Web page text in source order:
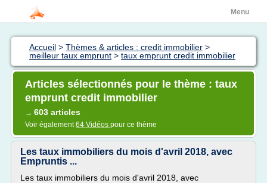
Menu
Accueil > Thèmes & articles : credit immobilier >
meilleur taux emprunt > taux emprunt credit immobilier
Articles sélectionnés pour le thème : taux
emprunt credit immobilier
→ 603 articles
Voir également64 Vidéos pour ce thème
Les taux immobiliers du mois d'avril 2018, avec
Empruntis ...
Les taux immobiliers du mois d'avril 2018, avec